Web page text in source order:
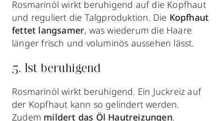
Rosmarinöl wirkt beruhigend auf die Kopfhaut
und reguliert die Talgproduktion. Die Kopfhaut
fettet langsamer, was wiederum die Haare
länger frisch und voluminös aussehen lässt.
5. Ist beruhigend
Rosmarinöl wirkt beruhigend. Ein Juckreiz auf
der Kopfhaut kann so gelindert werden.
Zudem mildert das Öl Hautreizungen.